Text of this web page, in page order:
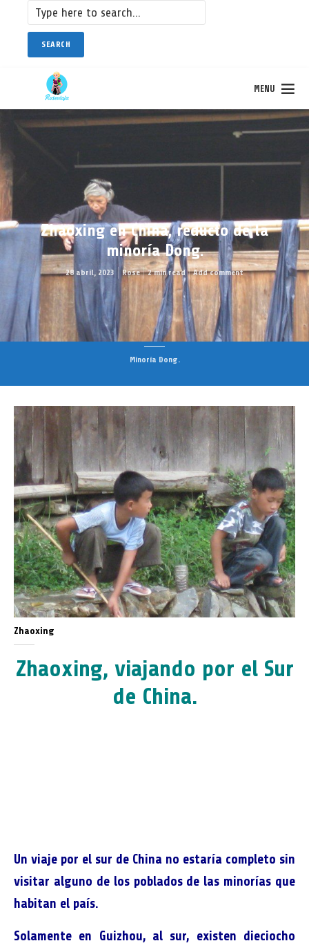
SEARCH
MENU
Minoría Dong.
Zhaoxing en China, reducto de la
minoría Dong.
28 abril, 2023 Rose 2 min read Add comment
Zhaoxing
Zhaoxing, viajando por el Sur
de China.
Un viaje por el sur de China no estaría completo sin
visitar alguno de los poblados de las minorías que
habitan el país.
Solamente en Guizhou, al sur, existen dieciocho